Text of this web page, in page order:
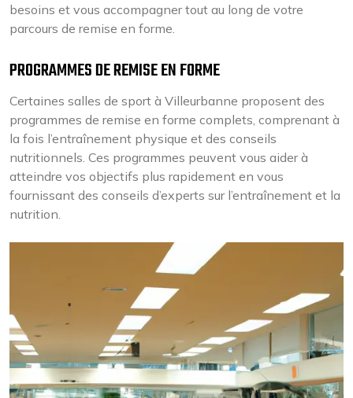
besoins et vous accompagner tout au long de votre
parcours de remise en forme.
PROGRAMMES DE REMISE EN FORME
Certaines salles de sport à Villeurbanne proposent des
programmes de remise en forme complets, comprenant à
la fois l’entraînement physique et des conseils
nutritionnels. Ces programmes peuvent vous aider à
atteindre vos objectifs plus rapidement en vous
fournissant des conseils d’experts sur l’entraînement et la
nutrition.